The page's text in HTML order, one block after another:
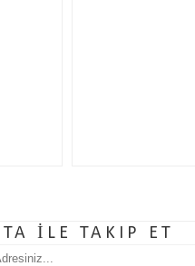
İLE TAKIP ET